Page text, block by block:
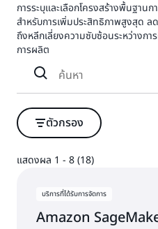
การระบุและเลือกโครงสร้างพื้นฐา
สำหรับการเพิ่มประสิทธิภาพสูงสุด
ถึงหลีกเลี่ยงความซับซ้อนระหว่างกา
การผลิต
ตัวกรอง
แสดงผล 1 - 8 (18)
บริการที่ได้รับการจัดการ
Amazon